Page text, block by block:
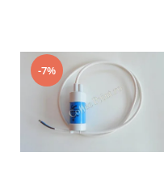
-7%